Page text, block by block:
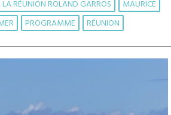
LA RÉUNION ROLAND GARROS
MAURICE
PROGRAMME RÉUNION